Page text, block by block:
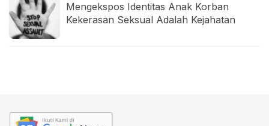
Mengekspos Identitas Anak Korban
Kekerasan Seksual Adalah Kejahatan